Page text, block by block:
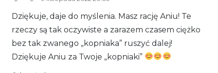
Dziękuje, daje do myślenia. Masz rację Aniu! Te
rzeczy są tak oczywiste a zarazem czasem ciężko
bez tak zwanego „kopniaka” ruszyć dalej!
Dziękuje Aniu za Twoje „kopniaki”